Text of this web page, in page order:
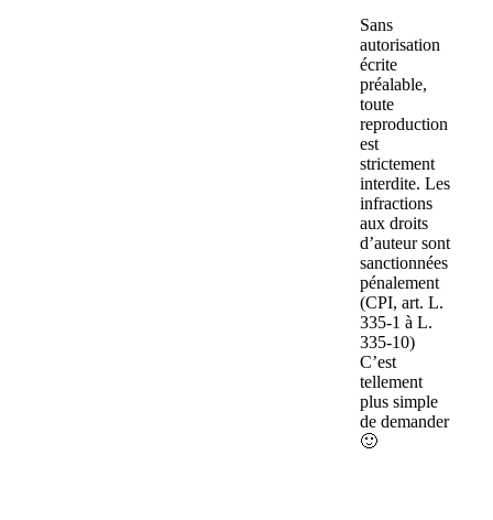
Sans
autorisation
écrite
préalable,
toute
reproduction
est
strictement
interdite. Les
infractions
aux droits
d’auteur sont
sanctionnées
pénalement
(CPI, art. L.
335-1 à L.
335-10)
C’est
tellement
plus simple
de demander
🙂